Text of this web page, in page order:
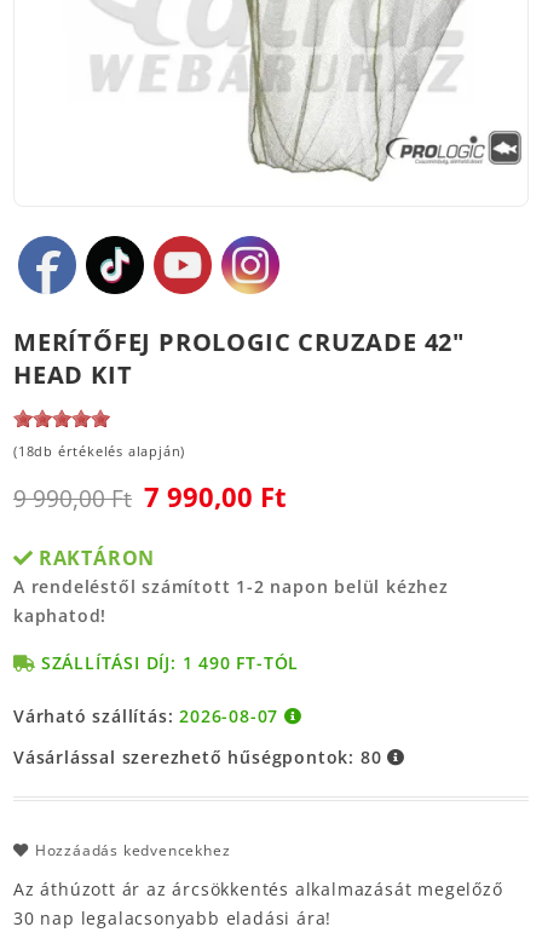
MERÍTŐFEJ PROLOGIC CRUZADE 42"
HEAD KIT
(18db értékelés alapján)
9 990,00 Ft 7 990,00 Ft
RAKTÁRON
A rendeléstől számított 1-2 napon belül kézhez
kaphatod!
SZÁLLÍTÁSI DÍJ: 1 490 FT-TÓL
Várható szállítás:2026-08-07
Vásárlással szerezhető hűségpontok: 80
Hozzáadás kedvencekhez
Az áthúzott ár az árcsökkentés alkalmazását megelőző
30 nap legalacsonyabb eladási ára!